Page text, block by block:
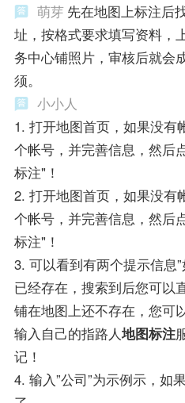
萌芽 先在地图上标注后
址，按格式要求填写资料，
务中心铺照片，审核后就会
须。
小小人
1. 打开地图首页，如果没有
个帐号，并完善信息，然后
标注"！
2. 打开地图首页，如果没有
个帐号，并完善信息，然后
标注"！
3. 可以看到有两个提示信息
已经存在，搜索到后您可以
铺在地图上还不存在，您可
输入自己的指路人地图标注
记！
4. 输入”公司”为示例示，如